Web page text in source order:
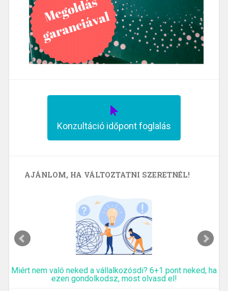
Konzultáció időpont foglalás
AJÁNLOM, HA VÁLTOZTATNI SZERETNÉL!
Miért nem való neked a vállalkozósdi? 6+1 pont neked, ha
ezen gondolkodsz, most olvasd el!